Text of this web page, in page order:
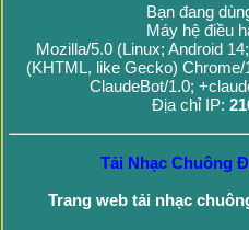
Bạn đang
Máy hệ điều
Mozilla/5.0 (Linux; Android
(KHTML, like Gecko)
ClaudeBot/1.0;
Địa chỉ IP:
Tải Nhạc Chuông
Trang web tải nhạc